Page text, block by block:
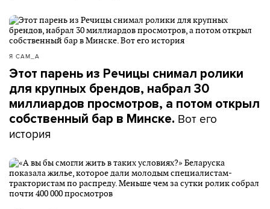
Я САМ_А
Этот парень из Речицы снимал ролики
для крупных брендов, набрал 30
миллиардов просмотров, а потом открыл
собственный бар в Минске. Вот его
история